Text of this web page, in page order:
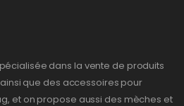
dans la vente de produits
que des accessoires pour
et on propose aussi des mèches et